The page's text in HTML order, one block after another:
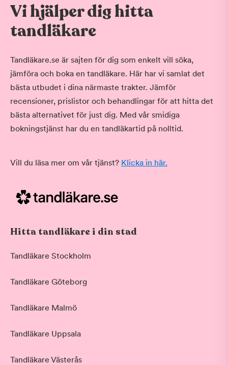
Vi hjälper dig hitta
tandläkare
Tandläkare.se är sajten för dig som enkelt vill söka,
jämföra och boka en tandläkare. Här har vi samlat det
bästa utbudet i dina närmaste trakter. Jämför
recensioner, prislistor och behandlingar för att hitta det
bästa alternativet för just dig. Med vår smidiga
bokningstjänst har du en tandläkartid på nolltid.
Vill du läsa mer om vår tjänst? Klicka in här.
Hitta tandläkare i din stad
Tandläkare Stockholm
Tandläkare Göteborg
Tandläkare Malmö
Tandläkare Uppsala
Tandläkare Västerås